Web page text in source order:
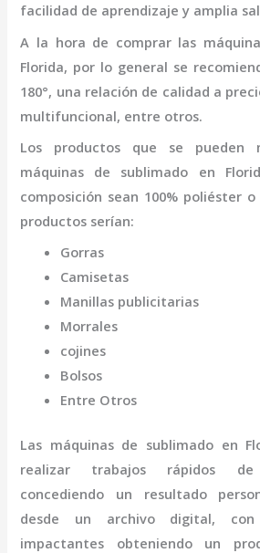
facilidad de aprendizaje y amplia
A la hora de comprar las
Florida, por lo general se
180°, una relación de calidad a
multifuncional, entre otros.
Los productos que se
máquinas de sublimado en
composición sean 100% poliéster
productos serían:
Gorras
Camisetas
Manillas publicitarias
Morrales
cojines
Bolsos
Entre Otros
Las máquinas de sublimado en
realizar trabajos rápidos
concediendo un resultado
desde un archivo digital,
impactantes obteniendo un